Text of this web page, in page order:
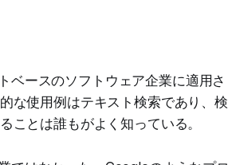
ベースのソフトウェア企業に適用さ
な使用例はテキスト検索であり、検
ことは誰もがよく知っている。